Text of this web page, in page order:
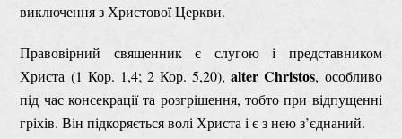
виключення з Христової Церкви.
Правовірний священник є слугою і представником
Христа (1 Кор. 1,4; 2 Кор. 5,20),alter Christоs, особливо
під час консекрації та розгрішення, тобто при відпущенні
гріхів. Він підкоряється волі Христа і є з нею з’єднаний.